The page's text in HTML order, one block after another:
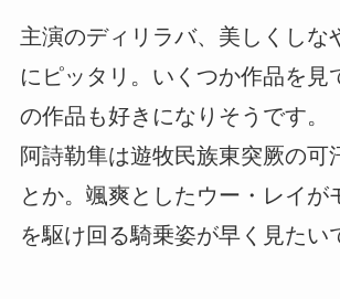
主演のディリラバ、美しくしな
にピッタリ。いくつか作品を見
の作品も好きになりそうです。
阿詩勒隼は遊牧民族東突厥の可
とか。颯爽としたウー・レイが
を駆け回る騎乗姿が早く見た